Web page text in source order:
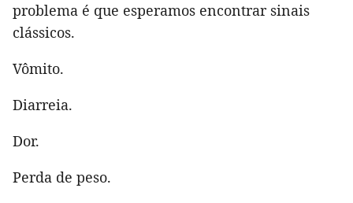
problema é que esperamos encontrar sinais
clássicos.
Vômito.
Diarreia.
Dor.
Perda de peso.